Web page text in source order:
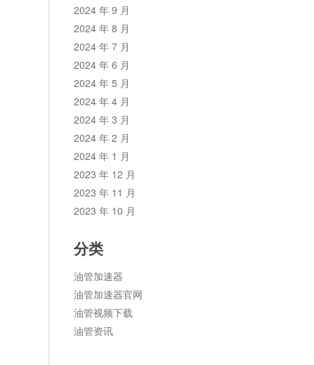
2024 年 9 月
2024 年 8 月
2024 年 7 月
2024 年 6 月
2024 年 5 月
2024 年 4 月
2024 年 3 月
2024 年 2 月
2024 年 1 月
2023 年 12 月
2023 年 11 月
2023 年 10 月
分类
油管加速器
油管加速器官网
油管视频下载
油管资讯